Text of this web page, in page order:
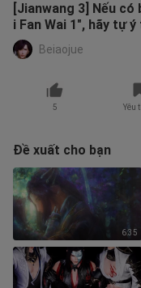
[Jianwang 3] Nếu
i Fan Wai 1", hãy tự
Beiaojue
5 Yêu
Đề xuất cho bạn
6:35